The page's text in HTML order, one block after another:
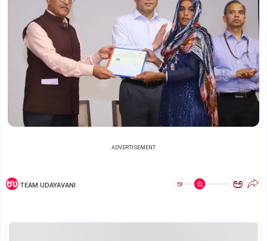
ADVERTISEMENT
TEAM UDAYAVANI ಅ ಅ